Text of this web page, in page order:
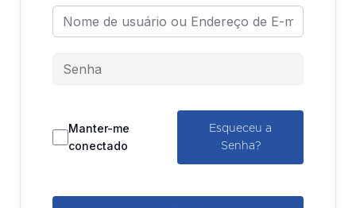
Manter-me
conectado
Esqueceu a
Senha?